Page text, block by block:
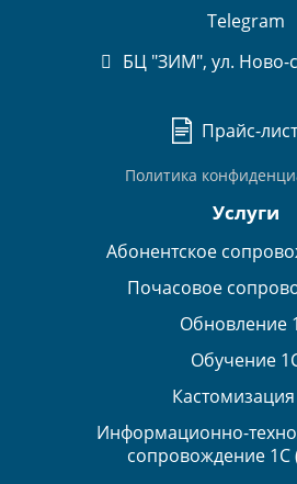
Telegram
БЦ "ЗИМ", ул. Ново-
Прайс-
Политика
Услуги
Абонентское
Почасовое
Обновление
Обучение
Информационно-
сопровождение 1С